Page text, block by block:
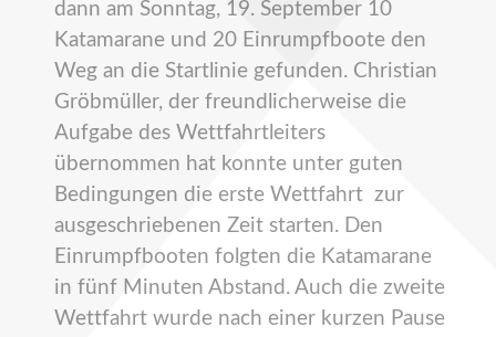
dann am Sonntag, 19. September 10
Katamarane und 20 Einrumpfboote den
Weg an die Startlinie gefunden. Christian
Gröbmüller, der freundlicherweise die
Aufgabe des Wettfahrtleiters
übernommen hat konnte unter guten
Bedingungen die erste Wettfahrt zur
ausgeschriebenen Zeit starten. Den
Einrumpfbooten folgten die Katamarane
in fünf Minuten Abstand. Auch die zweite
Wettfahrt wurde nach einer kurzen Pause